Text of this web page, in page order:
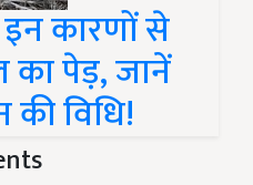
कारणों से
का पेड़, जानें
विधि!